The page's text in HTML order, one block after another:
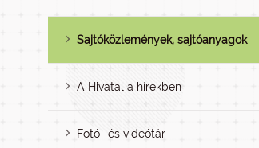
Sajtóközlemények, sajtóanyagok
A Hivatal a hírekben
Fotó- és videótár